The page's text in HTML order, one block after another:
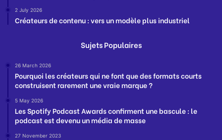
2 July 2026
Créateurs de contenu : vers un modèle plus industriel
Sujets Populaires
26 March 2026
Pourquoi les créateurs qui ne font que des formats courts
construisent rarement une vraie marque ?
5 May 2026
Les Spotify Podcast Awards confirment une bascule : le
podcast est devenu un média de masse
27 November 2023